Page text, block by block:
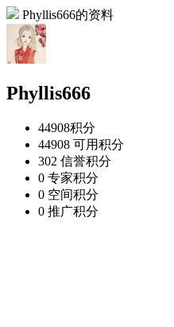
Phyllis666的资料
Phyllis666
44908积分
44908 可用积分
302 信誉积分
0 专家积分
0 空间积分
0 推广积分